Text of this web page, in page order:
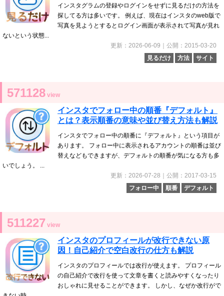
インスタグラムの登録やログインをせずに見るだけの方法を
探してる方は多いです。 例えば、現在はインスタのweb版で
写真を見ようとするとログイン画面が表示されて写真が見れ
ないという状態...
更新：2026-06-09｜公開：2015-03-20
見るだけ
方法 サイト
571128 view
インスタでフォロー中の順番『デフォルト』
とは？表示順番の意味や並び替え方法も解説
インスタでフォロー中の順番に『デフォルト』という項目が
あります。 フォロー中に表示されるアカウントの順番は並び
替えなどもできますが、デフォルトの順番が気になる方も多
いでしょう。 ...
更新：2026-07-28｜公開：2017-03-15
フォロー中
順番 デフォルト
511227 view
インスタのプロフィールが改行できない原
因！自己紹介で空白改行の仕方も解説
インスタのプロフィールでは改行が使えます。 プロフィール
の自己紹介で改行を使って文章を書くと読みやすくなったり
おしゃれに見せることができます。 しかし、なぜか改行がで